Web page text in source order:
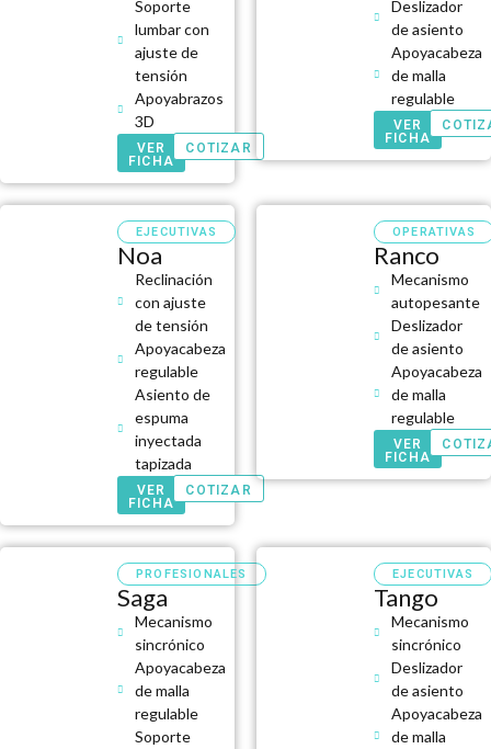
Soporte
lumbar con
ajuste de
tensión
Apoyabrazos
3D
VER
FICHA
COTIZAR
Deslizador
de asiento
Apoyacabeza
de malla
regulable
VER
FICHA
EJECUTIVAS
Noa
Reclinación
con ajuste
de tensión
Apoyacabeza
regulable
Asiento de
espuma
inyectada
tapizada
VER
FICHA
COTIZAR
OPERATIVAS
Ranco
Mecanismo
autopesante
Deslizador
de asiento
Apoyacabeza
de malla
regulable
VER
FICHA
PROFESIONALES
Saga
Mecanismo
sincrónico
Apoyacabeza
de malla
regulable
Soporte
EJECUTIVAS
Tango
Mecanismo
sincrónico
Deslizador
de asiento
Apoyacabeza
de malla